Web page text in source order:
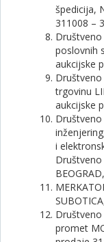
špedicija,
311008 –
poslovnih
aukcijske
trgovinu
aukcijske
i
Društveno
promet